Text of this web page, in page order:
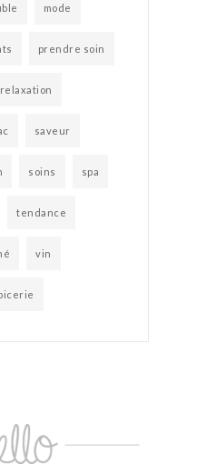
mode
prendre soin
relaxation
saveur
soins spa
tendance
vin